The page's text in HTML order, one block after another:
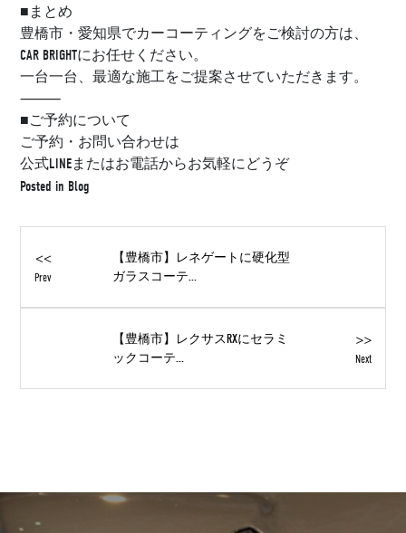
■まとめ
豊橋市・愛知県でカーコーティングをご検討の方は、
CAR BRIGHTにお任せください。
一台一台、最適な施工をご提案させていただきます。
⸻
■ご予約について
ご予約・お問い合わせは
公式LINEまたはお電話からお気軽にどうぞ
Posted in Blog
<<
Prev
【豊橋市】レネゲートに硬化型
ガラスコーテ...
>>
Next
【豊橋市】レクサスRXにセラミ
ックコーテ...